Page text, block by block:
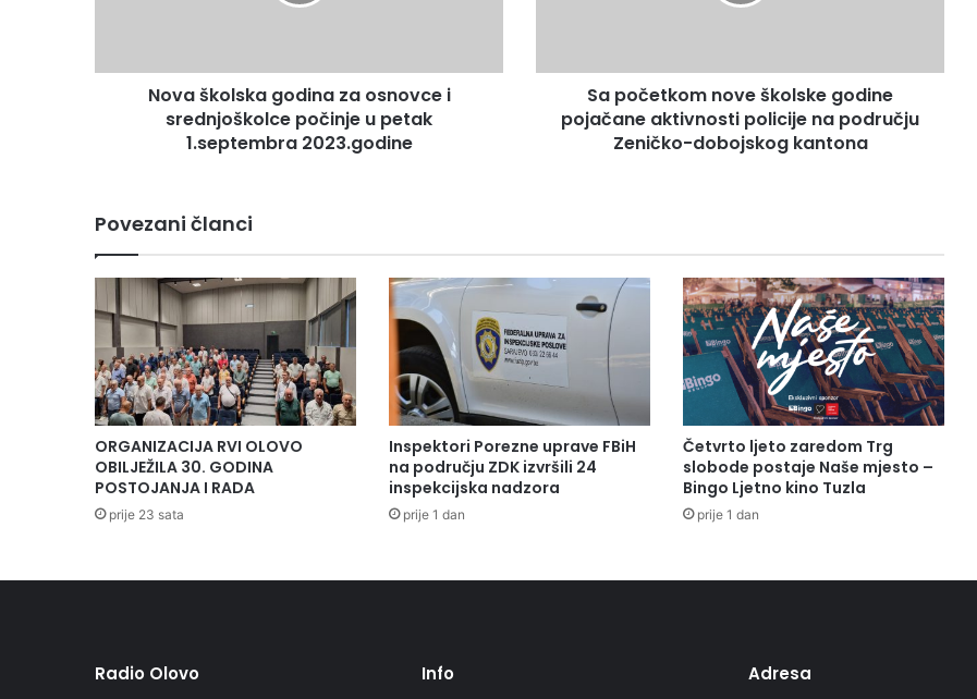
u
1.septembra
Nova školska godina za osnovce i
srednjoškolce počinje u petak
1.septembra 2023.godine
na
području
Zeničko-
Sa početkom nove školske godine
pojačane aktivnosti policije na području
Zeničko-dobojskog kantona
Povezani članci
ORGANIZACIJA RVI OLOVO
OBILJEŽILA 30. GODINA
POSTOJANJA I RADA
prije 23 sata
Inspektori Porezne uprave FBiH
na području ZDK izvršili 24
inspekcijska nadzora
prije 1 dan
Četvrto ljeto zaredom Trg
slobode postaje Naše mjesto –
Bingo Ljetno kino Tuzla
prije 1 dan
Radio Olovo Info Adresa